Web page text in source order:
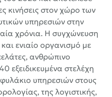
κινήσεις στον χώρο των
υπηρεσιών στην
χρόνια. Η συγχώνευση
ενιαίο οργανισμό με
ανθρώπινο
εξειδικευμένα στελέχη
υπηρεσιών στους
της λογιστικής,